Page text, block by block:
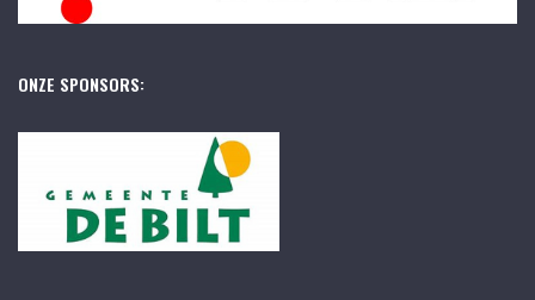
ONZE SPONSORS: